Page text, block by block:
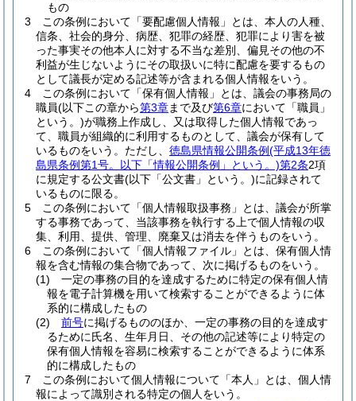
もの
3
この条例において「要配慮個人情報」とは、本人の人種、
信条、社会的身分、病歴、犯罪の経歴、犯罪により害を被
った事実その他本人に対する不当な差別、偏見その他の不
利益が生じないようにその取扱いに特に配慮を要するもの
として議長が定める記述等が含まれる個人情報をいう。
4
この条例において「保有個人情報」とは、議会の事務局の
職員(以下この章から第3章まで及び第6章において「職員」
という。)が職務上作成し、又は取得した個人情報であっ
て、職員が組織的に利用するものとして、議会が保有して
いるものをいう。 ただし、 徳島県情報公開条例(平成13年徳
島県条例第1号。以下「情報公開条例」という。)第2条2項
に規定する公文書(以下「公文書」という。)に記録されて
いるものに限る。
5
この条例において「個人情報取扱事務」とは、議会が所掌
する事務であって、当該事務を執行する上で個人情報の収
集、利用、提供、管理、廃棄又は消去を伴うものをいう。
6
この条例において「個人情報ファイル」とは、保有個人情
報を含む情報の集合物であって、次に掲げるものをいう。
(1)
一定の事務の目的を達成するために特定の保有個人情
報を電子計算機を用いて検索することができるように体
系的に構成したもの
(2)
前号に掲げるもののほか、一定の事務の目的を達成す
るために氏名、生年月日、その他の記述等により特定の
保有個人情報を容易に検索することができるように体系
的に構成したもの
7
この条例において個人情報について「本人」とは、個人情
報によって識別される特定の個人をいう。